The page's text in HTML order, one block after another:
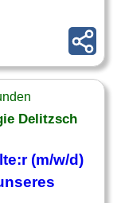
Delitzsch
(m/w/d)